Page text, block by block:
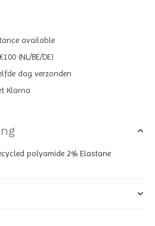
available
(NL/BE/DE)
dag verzonden
Klarna
polyamide 2% Elastane